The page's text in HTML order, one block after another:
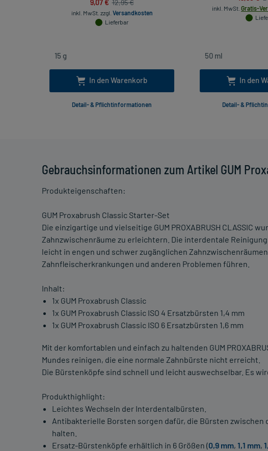
Gebrauchsinformationen zum Artikel GUM
Produkteigenschaften:
GUM Proxabrush Classic Starter-Set
Die einzigartige und vielseitige GUM PROXABRUSH CLASSIC
Zahnzwischenräume zu erleichtern. Die interdentale
leicht in engen und schwer zugänglichen
Zahnfleischerkrankungen und anderen Problemen führen.
Inhalt:
1x GUM Proxabrush Classic
1x GUM Proxabrush Classic ISO 4 Ersatzbürsten 1,4 mm
1x GUM Proxabrush Classic ISO 6 Ersatzbürsten 1,6 mm
Mit der komfortablen und einfach zu haltenden GUM
Mundes reinigen, die eine normale Zahnbürste nicht erreicht.
Die Bürstenköpfe sind schnell und leicht auswechselbar. Es
Produkthighlight:
Leichtes Wechseln der Interdentalbürsten.
Antibakterielle Borsten sorgen dafür, die Bürsten zwischen
halten.
Ersatz-Bürstenköpfe erhältlich in 6 Größen (0,9 mm, 1,1 mm,
12,95 €
inkl. MwSt. zzgl. Versandkosten
Lieferbar
In den Warenkorb
Detail- & Pflichtinformationen
inkl. MwSt. Gratis-
In den
Detail- &